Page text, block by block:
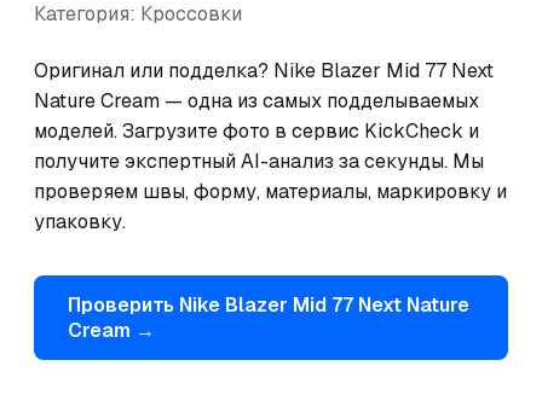
Категория: Кроссовки
Оригинал или подделка? Nike Blazer Mid 77 Next
Nature Cream — одна из самых подделываемых
моделей. Загрузите фото в сервис KickCheck и
получите экспертный AI-анализ за секунды. Мы
проверяем швы, форму, материалы, маркировку и
упаковку.
Проверить Nike Blazer Mid 77 Next Nature
Cream →